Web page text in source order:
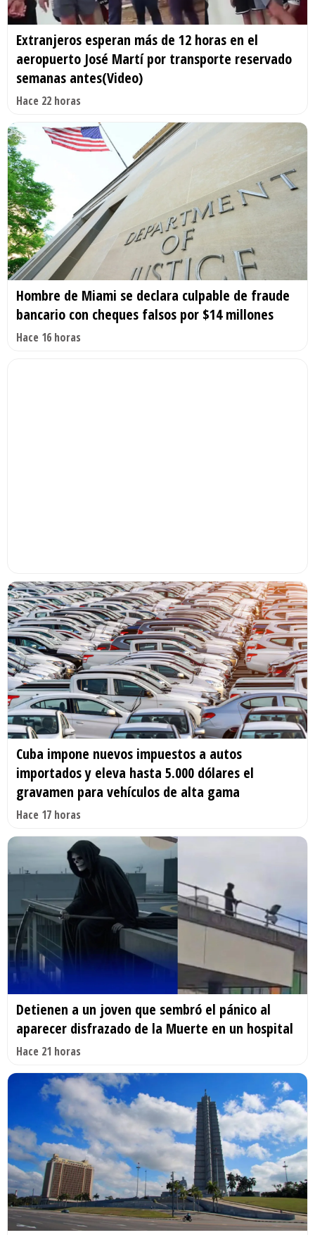
Extranjeros esperan más de 12 horas en el
aeropuerto José Martí por transporte reservado
semanas antes(Video)
Hace 22 horas
Hombre de Miami se declara culpable de fraude
bancario con cheques falsos por $14 millones
Hace 16 horas
Cuba impone nuevos impuestos a autos
importados y eleva hasta 5.000 dólares el
gravamen para vehículos de alta gama
Hace 17 horas
Detienen a un joven que sembró el pánico al
aparecer disfrazado de la Muerte en un hospital
Hace 21 horas